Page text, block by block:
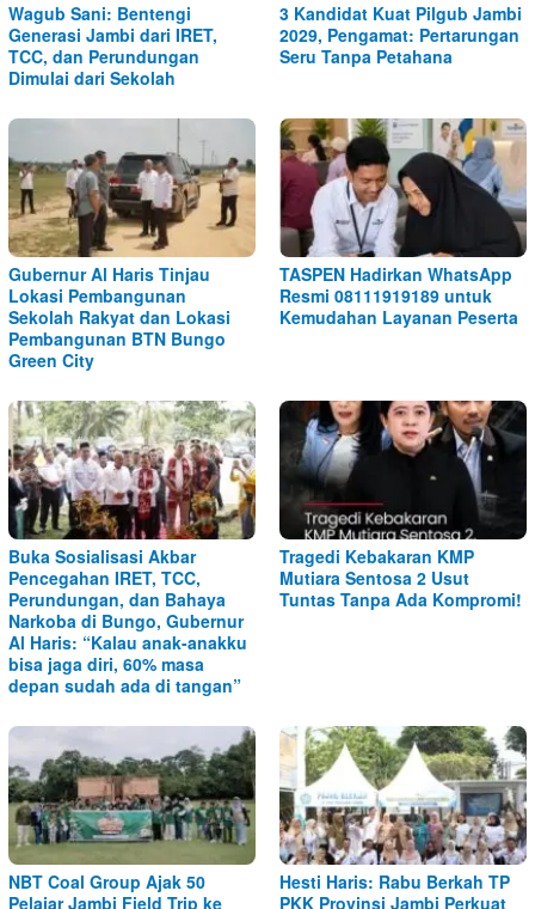
Wagub Sani: Bentengi
Generasi Jambi dari IRET,
TCC, dan Perundungan
Dimulai dari Sekolah
3 Kandidat Kuat Pilgub Jambi
2029, Pengamat: Pertarungan
Seru Tanpa Petahana
Gubernur Al Haris Tinjau
Lokasi Pembangunan
Sekolah Rakyat dan Lokasi
Pembangunan BTN Bungo
Green City
TASPEN Hadirkan WhatsApp
Resmi 08111919189 untuk
Kemudahan Layanan Peserta
Buka Sosialisasi Akbar
Pencegahan IRET, TCC,
Perundungan, dan Bahaya
Narkoba di Bungo, Gubernur
Al Haris: “Kalau anak-anakku
bisa jaga diri, 60% masa
depan sudah ada di tangan”
Tragedi Kebakaran KMP
Mutiara Sentosa 2 Usut
Tuntas Tanpa Ada Kompromi!
NBT Coal Group Ajak 50
Pelajar Jambi Field Trip ke
Hesti Haris: Rabu Berkah TP
PKK Provinsi Jambi Perkuat